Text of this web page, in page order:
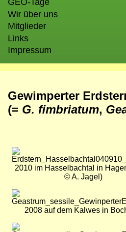
GEO-Tage
Wir über uns
Mitglieder
Links
Impressum
Gewimperter
(= G. fimbriatum,
Bild
2010 im Hasselbachtal in
© A. Jagel)
Bild
2008 auf dem Kalwes in
Bild